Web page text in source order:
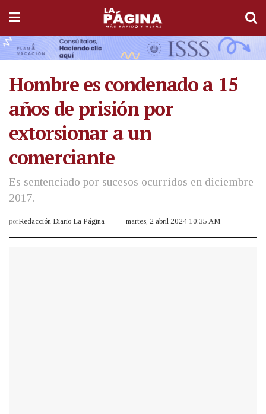
Hombre es condenado a 15
años de prisión por
extorsionar a un
comerciante
Es sentenciado por sucesos ocurridos en diciembre
2017.
porRedacción Diario La Página martes, 2 abril 2024 10:35 AM